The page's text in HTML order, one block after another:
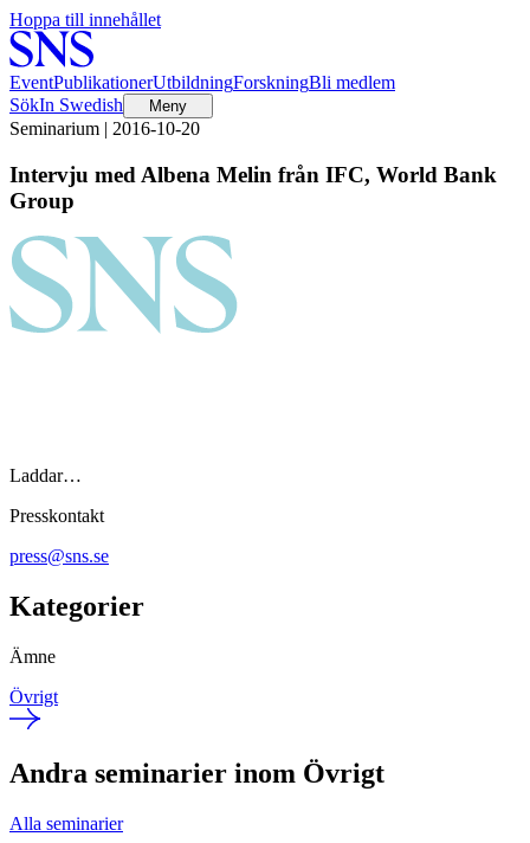
Hoppa till innehållet
EventPublikationerUtbildningForskningBli medlem
SökIn Swedish Meny
Seminarium | 2016-10-20
Intervju med Albena Melin från IFC, World Bank
Group
Laddar…
Presskontakt
press@sns.se
Kategorier
Ämne
Övrigt
Andra seminarier inom Övrigt
Alla seminarier